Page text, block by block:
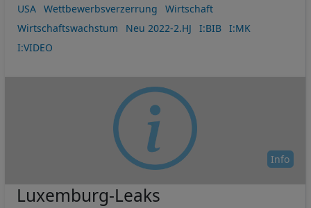
USA
Wettbewerbsverzerrung
Wirtschaft
Wirtschaftswachstum
Neu 2022-2.HJ I:BIB
I:MK
I:VIDEO
Info
Luxemburg-Leaks